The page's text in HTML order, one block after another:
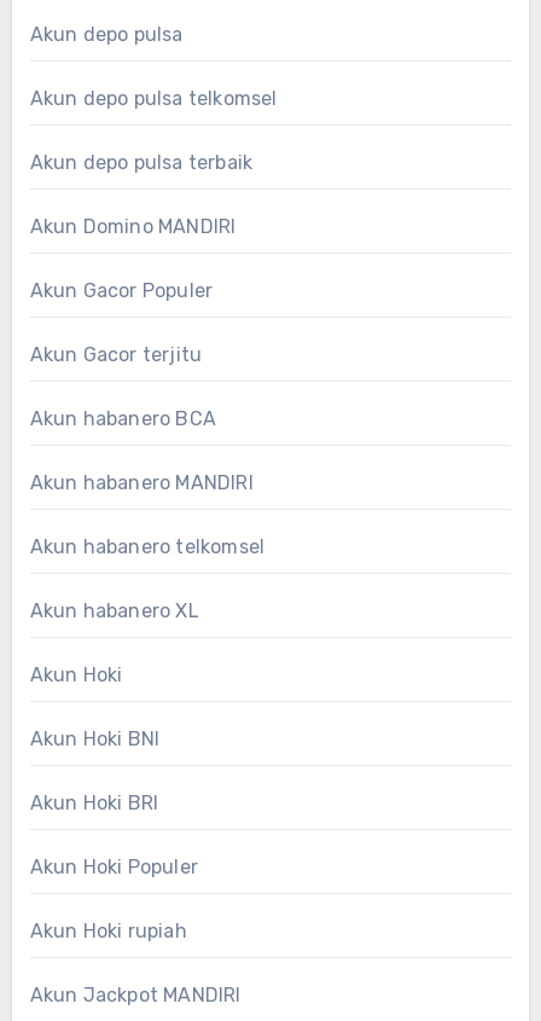
Akun depo pulsa
Akun depo pulsa telkomsel
Akun depo pulsa terbaik
Akun Domino MANDIRI
Akun Gacor Populer
Akun Gacor terjitu
Akun habanero BCA
Akun habanero MANDIRI
Akun habanero telkomsel
Akun habanero XL
Akun Hoki
Akun Hoki BNI
Akun Hoki BRI
Akun Hoki Populer
Akun Hoki rupiah
Akun Jackpot MANDIRI